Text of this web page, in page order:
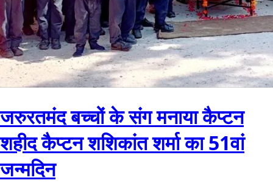
जरुरतमंद बच्चों के संग मनाया कैप्टन
शहीद कैप्टन शशिकांत शर्मा का 51वां
जन्मदिन